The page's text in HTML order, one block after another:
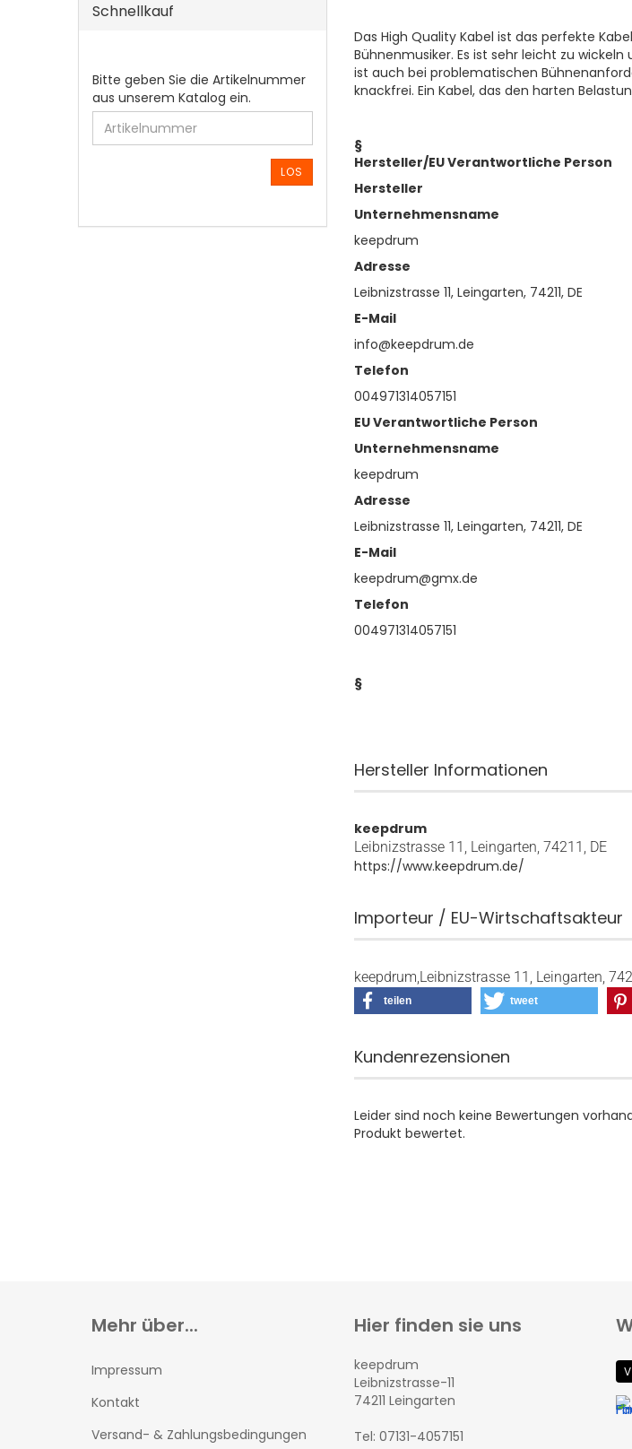
Das High Quality Kabel ist das perfekte
Bühnenmusiker. Es ist sehr leicht zu
ist auch bei problematischen
knackfrei. Ein Kabel, das den harten
§
Hersteller/EU Verantwortliche Person
Hersteller
Unternehmensname
keepdrum
Adresse
Leibnizstrasse 11, Leingarten, 74211, DE
E-Mail
info@keepdrum.de
Telefon
004971314057151
EU Verantwortliche Person
Unternehmensname
keepdrum
Adresse
Leibnizstrasse 11, Leingarten, 74211, DE
E-Mail
keepdrum@gmx.de
Telefon
004971314057151
§
Hersteller Informationen
keepdrum
Leibnizstrasse 11, Leingarten, 74211, DE
https://www.keepdrum.de/
Importeur / EU-Wirtschaftsakteur
keepdrum,Leibnizstrasse 11, Leingarten,
teilen tweet
Kundenrezensionen
Leider sind noch keine Bewertungen
Produkt bewertet.
Schnellkauf
BITTE
GEBEN
SIE
DIE
ARTIKELNUMMER
EIN.
Bitte geben Sie die Artikelnummer
aus unserem Katalog ein.
LOS
Mehr über...
Impressum
Kontakt
Versand- & Zahlungsbedingungen
Hier finden sie uns
keepdrum
Leibnizstrasse-11
74211 Leingarten
Tel: 07131-4057151